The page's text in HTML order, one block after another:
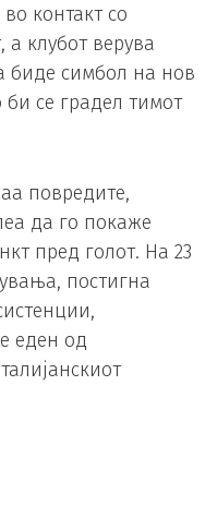
контакт со
клубот верува
биде симбол на нов
би се градел тимот
повредите,
да го покаже
пред голот. На 23
постигна
еден од